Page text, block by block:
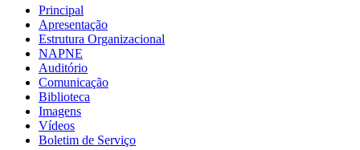
Principal
Apresentação
Estrutura Organizacional
NAPNE
Auditório
Comunicação
Biblioteca
Imagens
Vídeos
Boletim de Serviço